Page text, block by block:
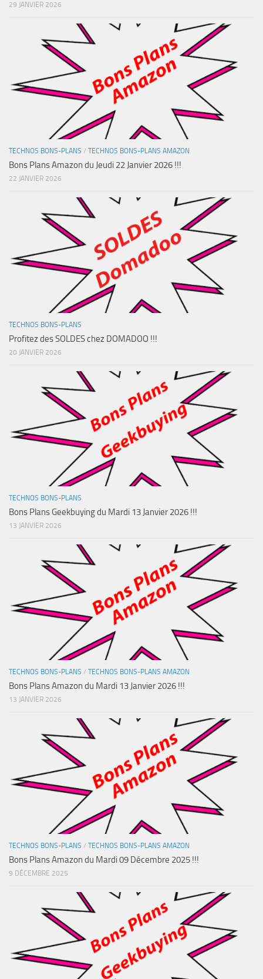
29 JANVIER 2026
TECHNOS BONS-PLANS / TECHNOS BONS-PLANS AMAZON
Bons Plans Amazon du Jeudi 22 Janvier 2026 !!!
22 JANVIER 2026
TECHNOS BONS-PLANS
Profitez des SOLDES chez DOMADOO !!!
20 JANVIER 2026
TECHNOS BONS-PLANS
Bons Plans Geekbuying du Mardi 13 Janvier 2026 !!!
13 JANVIER 2026
TECHNOS BONS-PLANS / TECHNOS BONS-PLANS AMAZON
Bons Plans Amazon du Mardi 13 Janvier 2026 !!!
13 JANVIER 2026
TECHNOS BONS-PLANS / TECHNOS BONS-PLANS AMAZON
Bons Plans Amazon du Mardi 09 Décembre 2025 !!!
9 DÉCEMBRE 2025